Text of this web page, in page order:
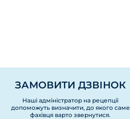
ЗАМОВИТИ ДЗВІНОК
Наші адміністратор на рецепції
допоможуть визначити, до якого саме
фахівця варто звернутися.